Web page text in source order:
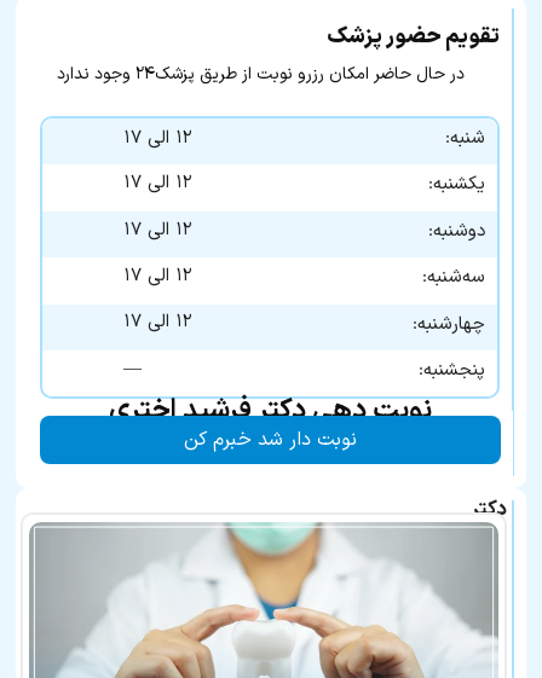
تقویم حضور پزشک
در حال حاضر امکان رزرو نوبت از طریق پزشک۲۴ وجود ندارد
شنبه:
۱۲ الی ۱۷
یکشنبه:
۱۲ الی ۱۷
دوشنبه:
۱۲ الی ۱۷
سه‌شنبه:
۱۲ الی ۱۷
چهارشنبه:
۱۲ الی ۱۷
پنجشنبه:
—
نوبت دهی دکتر فرشید اختری
نوبت دار شد خبرم کن
دکتر
فرشید
بهترین
پزشکان
معرفی